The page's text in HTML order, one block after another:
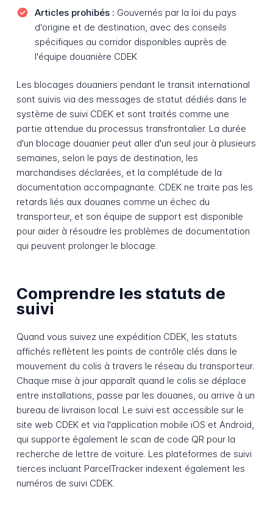
Articles prohibés : Gouvernés par la loi du pays
d'origine et de destination, avec des conseils
spécifiques au corridor disponibles auprès de
l'équipe douanière CDEK
Les blocages douaniers pendant le transit international
sont suivis via des messages de statut dédiés dans le
système de suivi CDEK et sont traités comme une
partie attendue du processus transfrontalier. La durée
d'un blocage douanier peut aller d'un seul jour à plusieurs
semaines, selon le pays de destination, les
marchandises déclarées, et la complétude de la
documentation accompagnante. CDEK ne traite pas les
retards liés aux douanes comme un échec du
transporteur, et son équipe de support est disponible
pour aider à résoudre les problèmes de documentation
qui peuvent prolonger le blocage.
Comprendre les statuts de
suivi
Quand vous suivez une expédition CDEK, les statuts
affichés reflètent les points de contrôle clés dans le
mouvement du colis à travers le réseau du transporteur.
Chaque mise à jour apparaît quand le colis se déplace
entre installations, passe par les douanes, ou arrive à un
bureau de livraison local. Le suivi est accessible sur le
site web CDEK et via l'application mobile iOS et Android,
qui supporte également le scan de code QR pour la
recherche de lettre de voiture. Les plateformes de suivi
tierces incluant ParcelTracker indexent également les
numéros de suivi CDEK.